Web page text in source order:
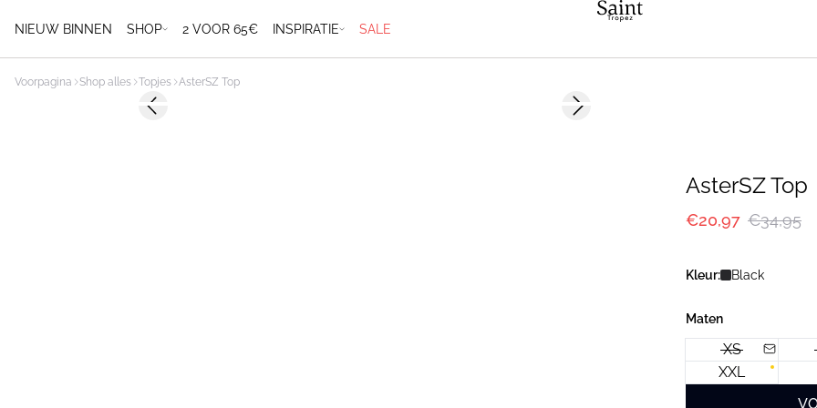
NIEUW BINNEN SHOP 2 VOOR 65€ INSPIRATIE SALE
Voorpagina Shop alles Topjes AsterSZ Top
-40%Previous slide Next slide
AsterSZ Top
€20,97 €34,95
Kleur: Black
Maten
XS
XXL